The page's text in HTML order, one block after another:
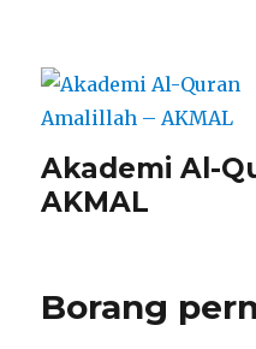
Akademi Al-
AKMAL
Borang